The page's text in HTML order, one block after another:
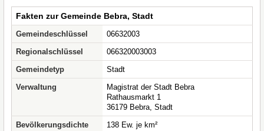
Fakten zur Gemeinde Bebra, Stadt
Gemeindeschlüssel
06632003
Regionalschlüssel
066320003003
Gemeindetyp
Stadt
Verwaltung
Magistrat der Stadt Bebra
Rathausmarkt 1
36179 Bebra, Stadt
Bevölkerungsdichte
138 Ew. je km²